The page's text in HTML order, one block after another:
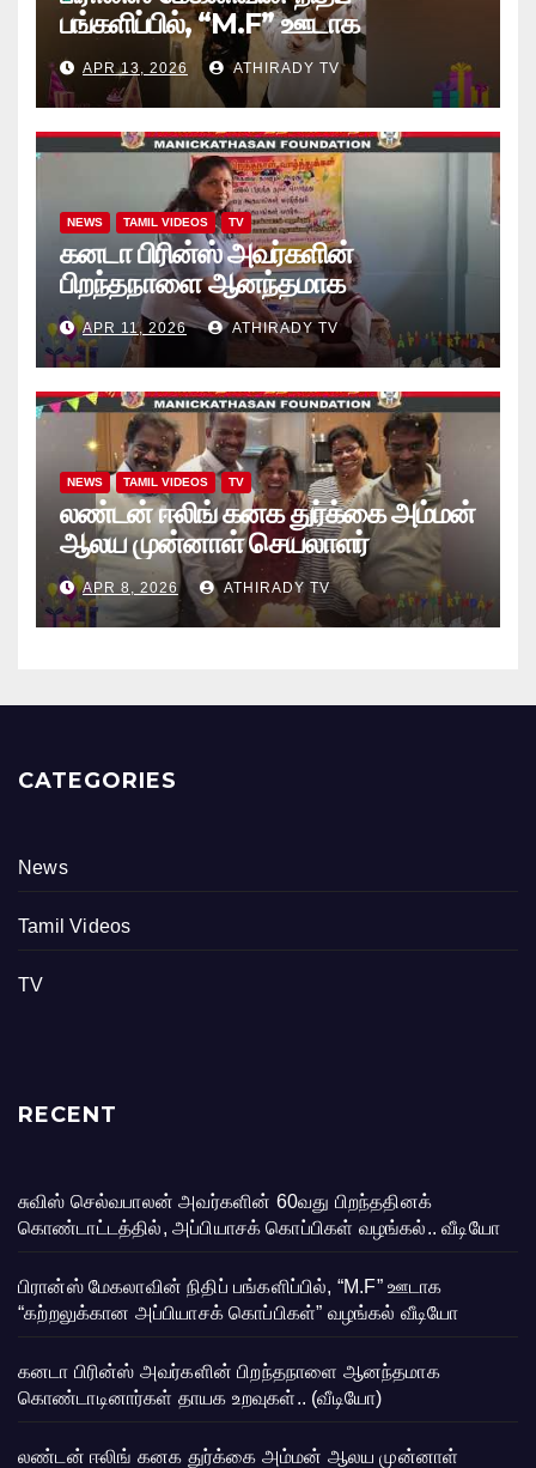
பங்களிப்பில், “M.F” ஊடாக
“கற்றலுக்கான அப்பியாசக்
கொப்பிகள்” வழங்கல் வீடியோ
APR 13, 2026 ATHIRADY TV
NEWS TAMIL VIDEOS TV
கனடா பிரின்ஸ் அவர்களின்
பிறந்தநாளை ஆனந்தமாக
கொண்டாடினார்கள் தாயக உறவுகள்..
(வீடியோ)
APR 11, 2026 ATHIRADY TV
NEWS TAMIL VIDEOS TV
லண்டன் ஈலிங் கனக துர்க்கை அம்மன்
ஆலய முன்னாள் செயலாளர்
புங்குடுதீவு கண்ணன் பிறந்தநாள்
நிகழ்வு
APR 8, 2026 ATHIRADY TV
CATEGORIES
News
Tamil Videos
TV
RECENT
சுவிஸ் செல்வபாலன் அவர்களின் 60வது பிறந்ததினக்
கொண்டாட்டத்தில், அப்பியாசக் கொப்பிகள் வழங்கல்.. வீடியோ
பிரான்ஸ் மேகலாவின் நிதிப் பங்களிப்பில், “M.F” ஊடாக
“கற்றலுக்கான அப்பியாசக் கொப்பிகள்” வழங்கல் வீடியோ
கனடா பிரின்ஸ் அவர்களின் பிறந்தநாளை ஆனந்தமாக
கொண்டாடினார்கள் தாயக உறவுகள்.. (வீடியோ)
லண்டன் ஈலிங் கனக துர்க்கை அம்மன் ஆலய முன்னாள்